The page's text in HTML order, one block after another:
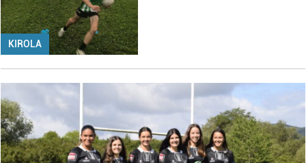
KIROLA